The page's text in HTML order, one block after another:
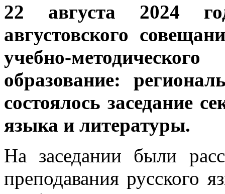
22 августа 2024
августовского
учебно-
образование:
состоялось заседание
языка и литературы.
На заседании были
преподавания русского